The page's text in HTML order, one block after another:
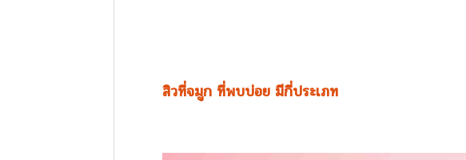
สิวที่จมูก ที่พบบ่อย มีกี่ประเภท